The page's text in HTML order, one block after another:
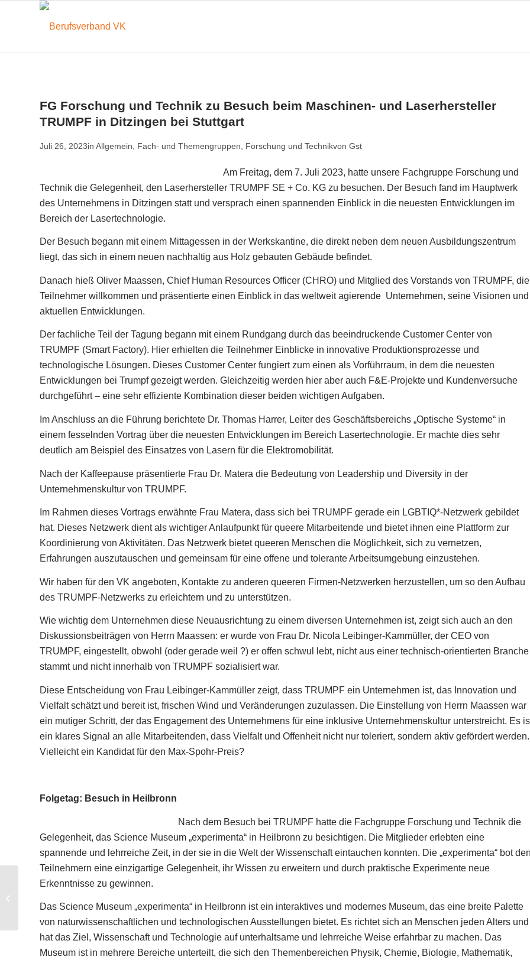
FG Forschung und Technik zu Besuch beim Maschinen- und Laserhersteller
TRUMPF in Ditzingen bei Stuttgart
Juli 26, 2023in Allgemein Fach- und Themengruppen Forschung und Technikvon Gst
Am Freitag, dem 7. Juli 2023, hatte unsere Fachgruppe Forschung und
Technik die Gelegenheit, den Laserhersteller TRUMPF SE + Co. KG zu besuchen. Der Besuch fand im Hauptwerk
des Unternehmens in Ditzingen statt und versprach einen spannenden Einblick in die neuesten Entwicklungen im
Bereich der Lasertechnologie.
Der Besuch begann mit einem Mittagessen in der Werkskantine, die direkt neben dem neuen Ausbildungszentrum
liegt, das sich in einem neuen nachhaltig aus Holz gebauten Gebäude befindet.
Danach hieß Oliver Maassen, Chief Human Resources Officer (CHRO) und Mitglied des Vorstands von TRUMPF, die
Teilnehmer willkommen und präsentierte einen Einblick in das weltweit agierende Unternehmen, seine Visionen und
aktuellen Entwicklungen.
Der fachliche Teil der Tagung begann mit einem Rundgang durch das beeindruckende Customer Center von
TRUMPF (Smart Factory). Hier erhielten die Teilnehmer Einblicke in innovative Produktionsprozesse und
technologische Lösungen. Dieses Customer Center fungiert zum einen als Vorführraum, in dem die neuesten
Entwicklungen bei Trumpf gezeigt werden. Gleichzeitig werden hier aber auch F&E-Projekte und Kundenversuche
durchgeführt – eine sehr effiziente Kombination dieser beiden wichtigen Aufgaben.
Im Anschluss an die Führung berichtete Dr. Thomas Harrer, Leiter des Geschäftsbereichs „Optische Systeme“ in
einem fesselnden Vortrag über die neuesten Entwicklungen im Bereich Lasertechnologie. Er machte dies sehr
deutlich am Beispiel des Einsatzes von Lasern für die Elektromobilität.
Nach der Kaffeepause präsentierte Frau Dr. Matera die Bedeutung von Leadership und Diversity in der
Unternehmenskultur von TRUMPF.
Im Rahmen dieses Vortrags erwähnte Frau Matera, dass sich bei TRUMPF gerade ein LGBTIQ*-Netzwerk gebildet
hat. Dieses Netzwerk dient als wichtiger Anlaufpunkt für queere Mitarbeitende und bietet ihnen eine Plattform zur
Koordinierung von Aktivitäten. Das Netzwerk bietet queeren Menschen die Möglichkeit, sich zu vernetzen,
Erfahrungen auszutauschen und gemeinsam für eine offene und tolerante Arbeitsumgebung einzustehen.
Wir haben für den VK angeboten, Kontakte zu anderen queeren Firmen-Netzwerken herzustellen, um so den Aufbau
des TRUMPF-Netzwerks zu erleichtern und zu unterstützen.
Wie wichtig dem Unternehmen diese Neuausrichtung zu einem diversen Unternehmen ist, zeigt sich auch an den
Diskussionsbeiträgen von Herrn Maassen: er wurde von Frau Dr. Nicola Leibinger-Kammüller, der CEO von
TRUMPF, eingestellt, obwohl (oder gerade weil ?) er offen schwul lebt, nicht aus einer technisch-orientierten Branche
stammt und nicht innerhalb von TRUMPF sozialisiert war.
Diese Entscheidung von Frau Leibinger-Kammüller zeigt, dass TRUMPF ein Unternehmen ist, das Innovation und
Vielfalt schätzt und bereit ist, frischen Wind und Veränderungen zuzulassen. Die Einstellung von Herrn Maassen war
ein mutiger Schritt, der das Engagement des Unternehmens für eine inklusive Unternehmenskultur unterstreicht. Es
ein klares Signal an alle Mitarbeitenden, dass Vielfalt und Offenheit nicht nur toleriert, sondern aktiv gefördert werden.
Vielleicht ein Kandidat für den Max-Spohr-Preis?
Folgetag: Besuch in Heilbronn
Nach dem Besuch bei TRUMPF hatte die Fachgruppe Forschung und Technik die
Gelegenheit, das Science Museum „experimenta“ in Heilbronn zu besichtigen. Die Mitglieder erlebten eine
spannende und lehrreiche Zeit, in der sie in die Welt der Wissenschaft eintauchen konnten. Die „experimenta“ bot
Teilnehmern eine einzigartige Gelegenheit, ihr Wissen zu erweitern und durch praktische Experimente neue
Erkenntnisse zu gewinnen.
Das Science Museum „experimenta“ in Heilbronn ist ein interaktives und modernes Museum, das eine breite Palette
von naturwissenschaftlichen und technologischen Ausstellungen bietet. Es richtet sich an Menschen jeden Alters und
hat das Ziel, Wissenschaft und Technologie auf unterhaltsame und lehrreiche Weise erfahrbar zu machen. Das
Museum ist in mehrere Bereiche unterteilt, die sich den Themenbereichen Physik, Chemie, Biologie, Mathematik,
RG Düsseldorf:
Veranstaltungsreihe